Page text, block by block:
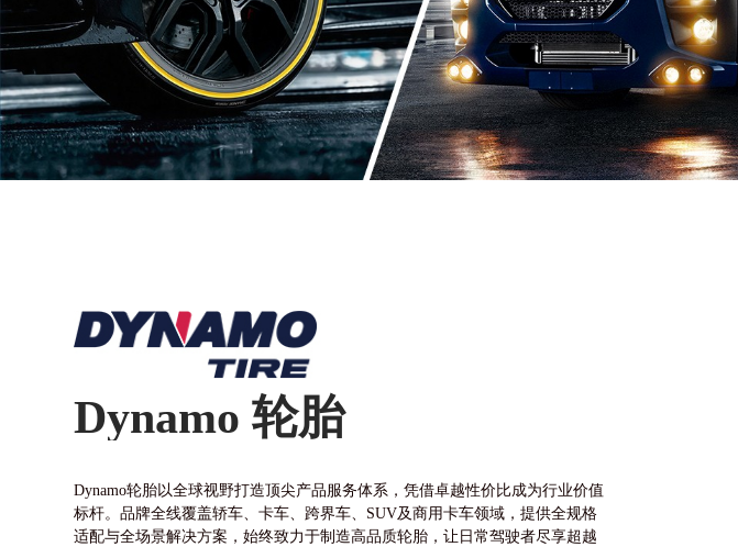
Dynamo 轮胎
Dynamo轮胎以全球视野打造顶尖产品服务体系，凭借卓越性价比成为行业价值
标杆。品牌全线覆盖轿车、卡车、跨界车、SUV及商用卡车领域，提供全规格
适配与全场景解决方案，始终致力于制造高品质轮胎，让日常驾驶者尽享超越